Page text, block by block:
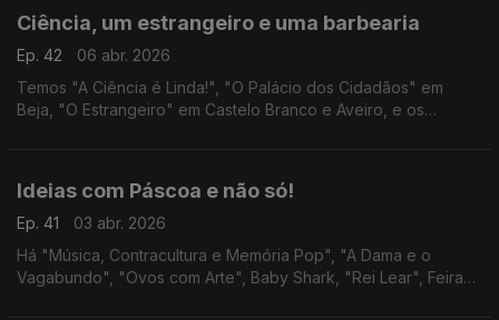
Ciência, um estrangeiro e uma barbearia
Ep. 42
06 abr. 2026
Temos "A Ciência é Linda!", "O Palácio dos Cidadãos" em
Beja, "O Estrangeiro" em Castelo Branco e Aveiro, e os
Ideias com Páscoa e não só!
Ep. 41
03 abr. 2026
Há "Música, Contracultura e Memória Pop", "A Dama e o
Vagabundo", "Ovos com Arte", Baby Shark, "Rei Lear", Feiras